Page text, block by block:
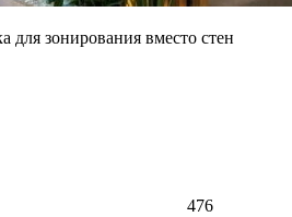
для зонирования вместо стен
476